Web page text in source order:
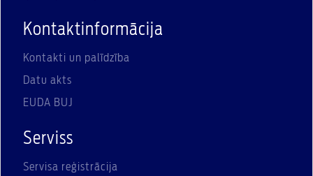
Kontaktinformācija
Kontakti un palīdzība
Datu akts
EUDA BUJ
Serviss
Servisa reģistrācija